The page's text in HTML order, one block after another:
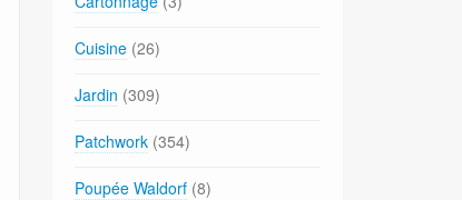
Cuisine (26)
Jardin (309)
Patchwork (354)
Poupée Waldorf (8)